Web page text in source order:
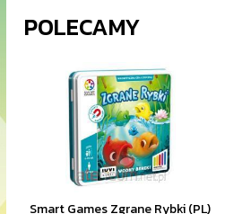
POLECAMY
Smart Games Zgrane Rybki (PL)